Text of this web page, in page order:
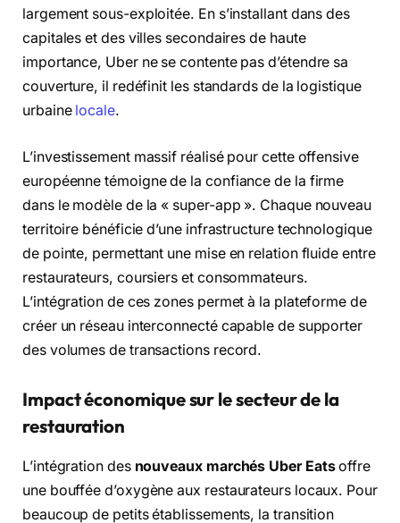
largement sous-exploitée. En s’installant dans des
capitales et des villes secondaires de haute
importance, Uber ne se contente pas d’étendre sa
couverture, il redéfinit les standards de la logistique
urbaine locale.
L’investissement massif réalisé pour cette offensive
européenne témoigne de la confiance de la firme
dans le modèle de la « super-app ». Chaque nouveau
territoire bénéficie d’une infrastructure technologique
de pointe, permettant une mise en relation fluide entre
restaurateurs, coursiers et consommateurs.
L’intégration de ces zones permet à la plateforme de
créer un réseau interconnecté capable de supporter
des volumes de transactions record.
Impact économique sur le secteur de la
restauration
L’intégration des nouveaux marchés Uber Eatsoffre
une bouffée d’oxygène aux restaurateurs locaux. Pour
beaucoup de petits établissements, la transition